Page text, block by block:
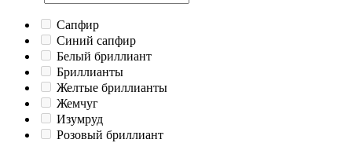
Cапфир
Cиний сапфир
Белый бриллиант
Бриллианты
Желтые бриллианты
Жемчуг
Изумруд
Розовый бриллиант